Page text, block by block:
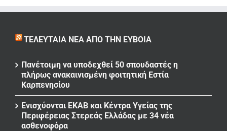
ΤΕΛΕΥΤΑΊΑ ΝΈΑ ΑΠΌ ΤΗΝ ΕΎΒΟΙΑ
Πανέτοιμη να υποδεχθεί 50 σπουδαστές η
πλήρως ανακαινισμένη φοιτητική Εστία
Καρπενησίου
Ενισχύονται ΕΚΑΒ και Κέντρα Υγείας της
Περιφέρειας Στερεάς Ελλάδας με 34 νέα
ασθενοφόρα